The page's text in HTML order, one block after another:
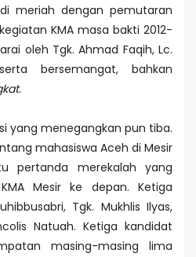
meriah dengan pemutaran
KMA masa bakti 2012-
oleh Tgk. Ahmad Faqih, Lc.
bersemangat, bahkan
.
yang menegangkan pun tiba.
mahasiswa Aceh di Mesir
pertanda merekalah yang
Mesir ke depan. Ketiga
Tgk. Mukhlis Ilyas,
Natuah. Ketiga kandidat
masing-masing lima